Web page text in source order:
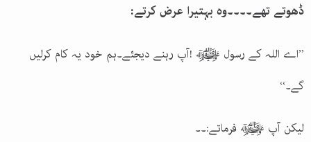
ڈھوتے تھے۔۔۔۔وہ بہتیرا عرض کرتے:
’’اے اللہ کے رسول ﷺ !آپ رہنے دیجئے۔ہم خود یہ کام کرلیں
گے۔‘‘
لیکن آپ ﷺ فرماتے:۔۔